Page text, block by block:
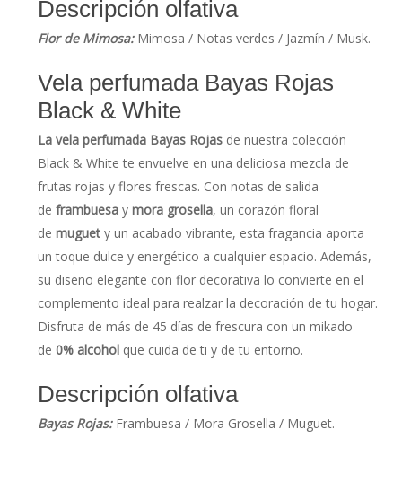
Descripción olfativa
Flor de Mimosa: Mimosa / Notas verdes / Jazmín / Musk.
Vela perfumada Bayas Rojas
Black & White
La vela perfumada Bayas Rojasde nuestra colección
Black & White te envuelve en una deliciosa mezcla de
frutas rojas y flores frescas. Con notas de salida
de frambuesay mora grosella, un corazón floral
de muguety un acabado vibrante, esta fragancia aporta
un toque dulce y energético a cualquier espacio. Además,
su diseño elegante con flor decorativa lo convierte en el
complemento ideal para realzar la decoración de tu hogar.
Disfruta de más de 45 días de frescura con un mikado
de 0% alcoholque cuida de ti y de tu entorno.
Descripción olfativa
Bayas Rojas: Frambuesa / Mora Grosella / Muguet.